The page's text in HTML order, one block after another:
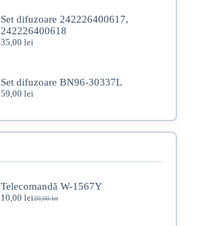
fost:
150,00 lei.
99,00 lei.
Set difuzoare 242226400617,
242226400618
35,00 lei
Set difuzoare BN96-30337L
59,00 lei
Telecomandă W-1567Y
20,00lei
Prețul
10,00 leiPrețul